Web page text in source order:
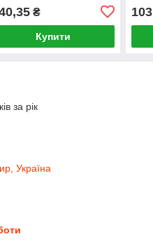
₴
Купити
за рік
Україна